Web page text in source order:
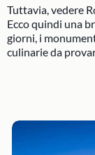
Tuttavia, vedere
Ecco quindi una
giorni, i
culinarie da